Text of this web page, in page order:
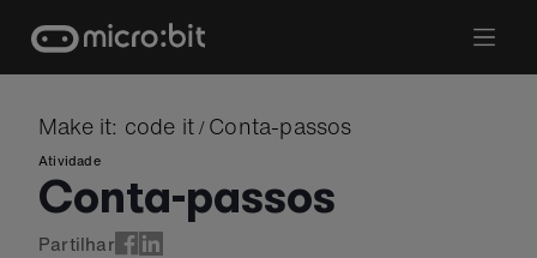
content
Make it: code it / Conta-passos
Atividade
Conta-passos
Partilhar